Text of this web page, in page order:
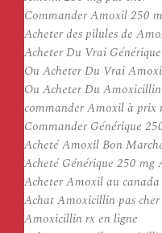
Commander Amoxil 250
Acheter des pilules de
Acheter Du Vrai
Ou Acheter Du Vrai
Ou Acheter Du
commander Amoxil à prix
Commander Générique
Acheté Amoxil Bon
Acheté Générique 250
Acheter Amoxil au canada
Achat Amoxicillin pas
Amoxicillin rx en ligne